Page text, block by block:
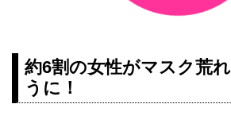
約6割の女性がマスク荒
うに！